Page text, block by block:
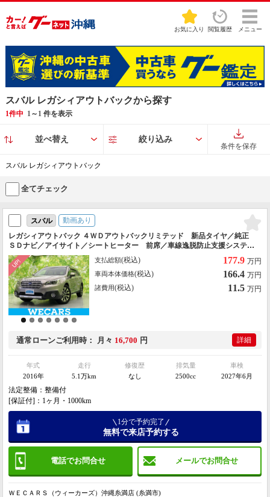
お気に入り 閲覧履歴 メニュー
スバル レガシィアウトバックから探す
1件中 1～ 1件を表示
並べ替え 絞り込み
条件を保存
スバル レガシィアウトバック
全てチェック
スバル
動画あり
レガシィアウトバック ４ＷＤアウトバックリミテッド 新品タイヤ／純正
ＳＤナビ／アイサイト／シートヒーター 前席／車線逸脱防止支援システム
／シート フルレザー／電動バックドア／ドライブレコーダー 純正／ヘッ
ドランプ ＬＥＤ／Ｂｌｕｅｔｏｏｔｈ接続
支払総額(税込) 177.9 万円
車両本体価格(税込) 166.4 万円
諸費用(税込) 11.5 万円
通常ローンご利用時 月々 16,700 円 詳細
年式
2016年
走行
5.1万km
修復歴
なし
排気量
2500cc
車検
2027年6月
法定整備：整備付
[保証付]：1ヶ月・1000km
電話でお問合せ メールでお問合せ
1分で予約完了
無料で来店予約する
ＷＥＣＡＲＳ（ウィーカーズ）沖縄糸満店 (糸満市)